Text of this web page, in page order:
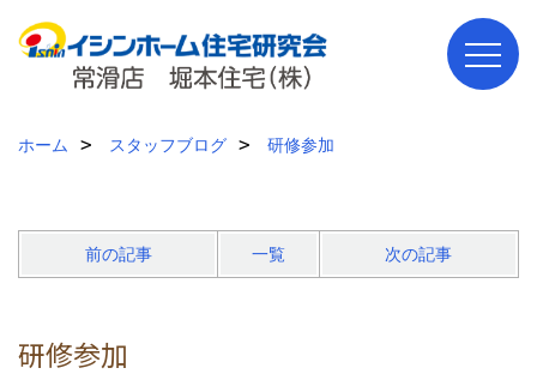
ホーム スタッフブログ 研修参加
前の記事 一覧 次の記事
研修参加